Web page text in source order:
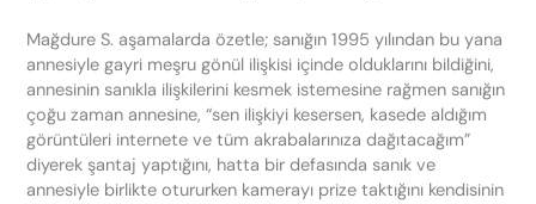
Mağdure S. aşamalarda özetle; sanığın 1995 yılından bu yana
annesiyle gayri meşru gönül ilişkisi içinde olduklarını bildiğini,
annesinin sanıkla ilişkilerini kesmek istemesine rağmen sanığın
çoğu zaman annesine, “sen ilişkiyi kesersen, kasede aldığım
görüntüleri internete ve tüm akrabalarınıza dağıtacağım”
diyerek şantaj yaptığını, hatta bir defasında sanık ve
annesiyle birlikte otururken kamerayı prize taktığını kendisinin